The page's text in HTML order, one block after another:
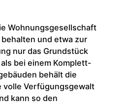
Wohnungsgesellschaft
und etwa zur
nur das Grundstück
bei einem Komplett-
behält die
volle Verfügungsgewalt
kann so den